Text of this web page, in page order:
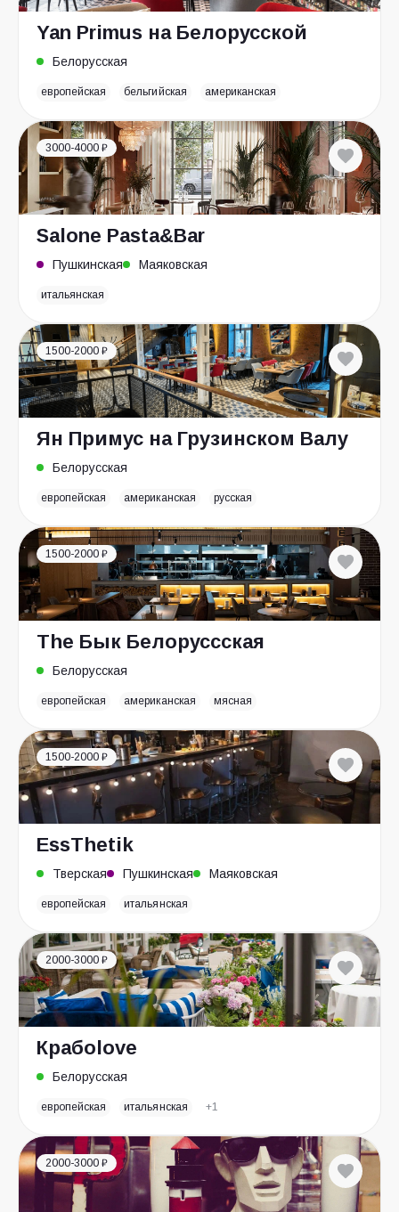
Yan Primus на Белорусской
Белорусская
европейская бельгийская американская
3000-4000 ₽
Salone Pasta&Bar
Пушкинская Маяковская
итальянская
1500-2000 ₽
Ян Примус на Грузинском Валу
Белорусская
европейская американская русская
1500-2000 ₽
The Бык Белоруссская
Белорусская
европейская американская мясная
1500-2000 ₽
EssThetik
Тверская Пушкинская Маяковская
европейская итальянская
2000-3000 ₽
Крабоlove
Белорусская
европейская итальянская +1
2000-3000 ₽